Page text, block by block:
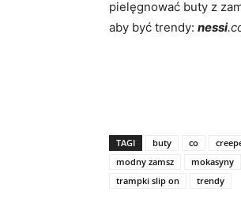
pielęgnować buty z
aby być trendy: nessi
TAGI buty co
modny zamsz
mokasyny
trampki slip on
trendy